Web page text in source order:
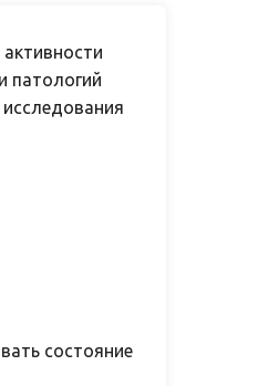
патологий
состояние